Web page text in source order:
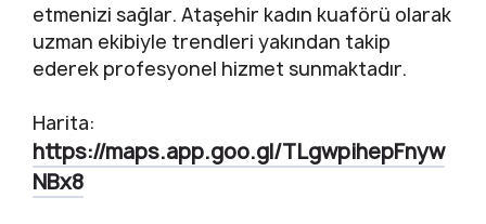
etmenizi sağlar. Ataşehir kadın kuaförü olarak
uzman ekibiyle trendleri yakından takip
ederek profesyonel hizmet sunmaktadır.
Harita:
https://maps.app.goo.gl/TLgwpihepFnyw
NBx8